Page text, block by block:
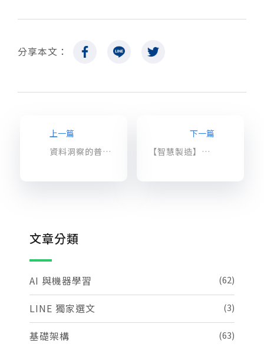
分享本文：
上一篇
資料洞察的普及化：讓即時分析，加速您的商業決策判斷！
下一篇
【智慧製造】實作工業預測性維護 (predictive maintenance)：策略篇
文章分類
AI 與機器學習 (62)
LINE 獨家選文 (3)
基礎架構 (63)